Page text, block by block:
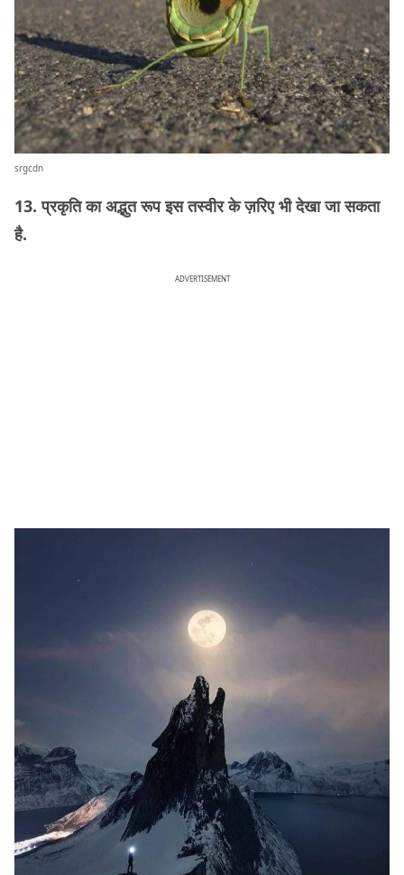
srgcdn
13. प्रकृति का अद्भुत रूप इस तस्वीर के ज़रिए भी देखा जा सकता
है.
ADVERTISEMENT